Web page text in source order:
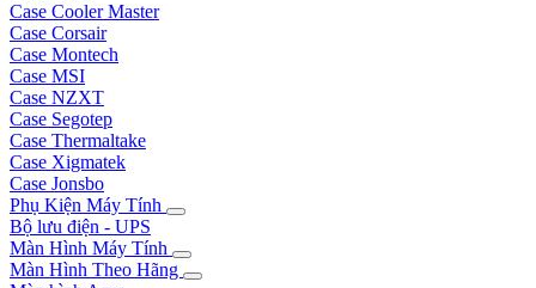
Case Cooler Master
Case Corsair
Case Montech
Case MSI
Case NZXT
Case Segotep
Case Thermaltake
Case Xigmatek
Case Jonsbo
Phụ Kiện Máy Tính
Bộ lưu điện - UPS
Màn Hình Máy Tính
Màn Hình Theo Hãng